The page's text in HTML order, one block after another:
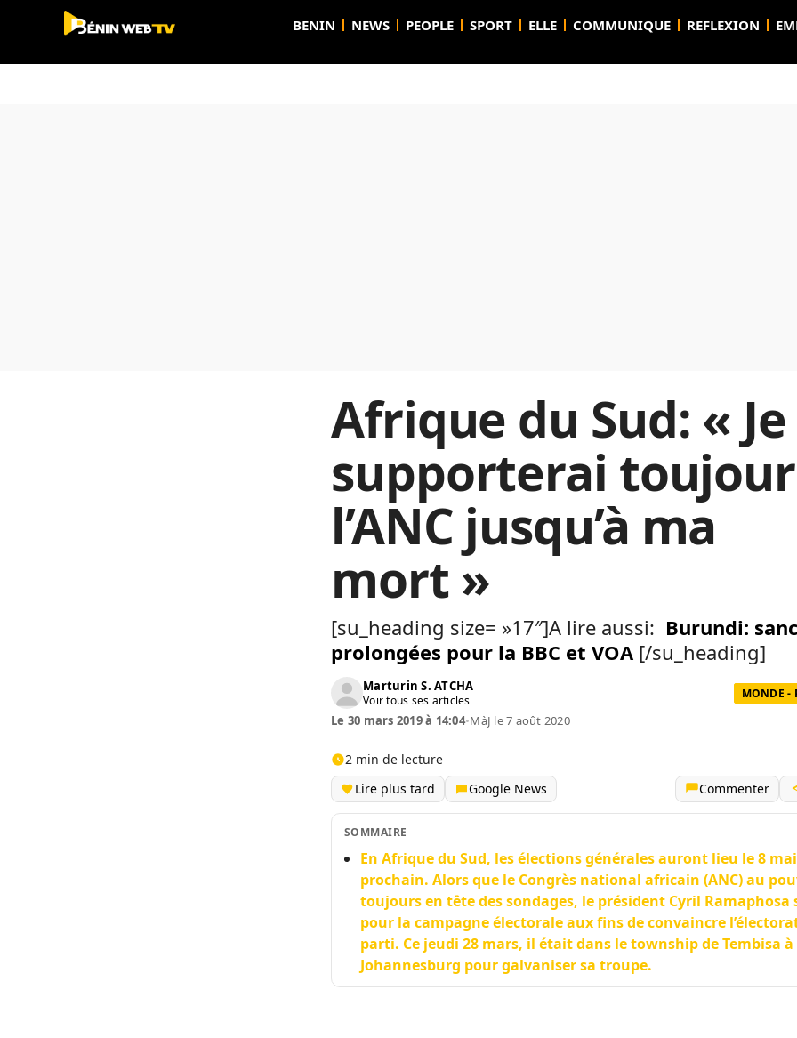
BENIN NEWS PEOPLE SPORT ELLE COMMUNIQUE REFLEXION
Afrique du Sud: « Je
supporterai
l’ANC jusqu’à ma
mort »
[su_heading size= »17″]A lire aussi: Burundi:
prolongées pour la BBC et VOA [/su_heading]
Marturin S. ATCHA
Voir tous ses articles MONDE -
Le 30 mars 2019 à 14:04•MàJ le 7 août 2020
2 min de lecture
Lire plus tard
Google News Commenter
SOMMAIRE
En Afrique du Sud, les élections générales auront lieu le 8 mai
prochain. Alors que le Congrès national africain (ANC) au
toujours en tête des sondages, le président Cyril Ramaphosa
pour la campagne électorale aux fins de convaincre
parti. Ce jeudi 28 mars, il était dans le township de Tembisa à
Johannesburg pour galvaniser sa troupe.